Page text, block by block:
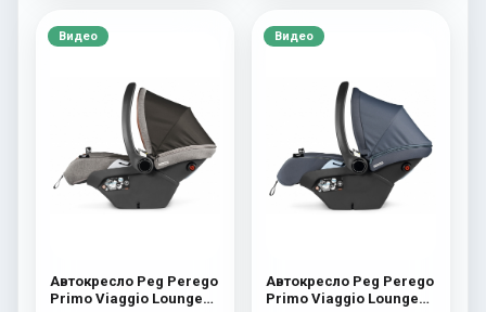
Видео
Автокресло Peg Perego
Primo Viaggio Lounge
Видео
Автокресло Peg Perego
Primo Viaggio Lounge